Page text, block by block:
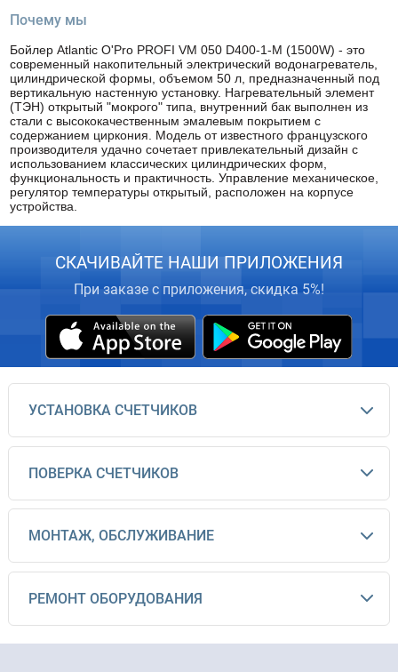
Почему мы
Бойлер Atlantic O'Pro PROFI VM 050 D400-1-M (1500W) - это
современный накопительный электрический водонагреватель,
цилиндрической формы, объемом 50 л, предназначенный под
вертикальную настенную установку. Нагревательный элемент
(ТЭН) открытый "мокрого" типа, внутренний бак выполнен из
стали с высококачественным эмалевым покрытием с
содержанием циркония. Модель от известного французского
производителя удачно сочетает привлекательный дизайн с
использованием классических цилиндрических форм,
функциональность и практичность. Управление механическое,
регулятор температуры открытый, расположен на корпусе
устройства.
СКАЧИВАЙТЕ НАШИ ПРИЛОЖЕНИЯ
При заказе с приложения, скидка 5%!
УСТАНОВКА СЧЕТЧИКОВ
ПОВЕРКА СЧЕТЧИКОВ
МОНТАЖ, ОБСЛУЖИВАНИЕ
РЕМОНТ ОБОРУДОВАНИЯ